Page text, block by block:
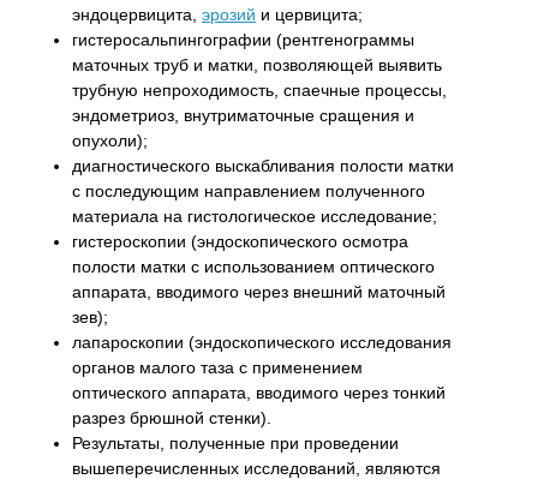
эндоцервицита, эрозий и цервицита;
гистеросальпингографии (рентгенограммы
маточных труб и матки, позволяющей выявить
трубную непроходимость, спаечные процессы,
эндометриоз, внутриматочные сращения и
опухоли);
диагностического выскабливания полости матки
с последующим направлением полученного
материала на гистологическое исследование;
гистероскопии (эндоскопического осмотра
полости матки с использованием оптического
аппарата, вводимого через внешний маточный
зев);
лапароскопии (эндоскопического исследования
органов малого таза с применением
оптического аппарата, вводимого через тонкий
разрез брюшной стенки).
Результаты, полученные при проведении
вышеперечисленных исследований, являются